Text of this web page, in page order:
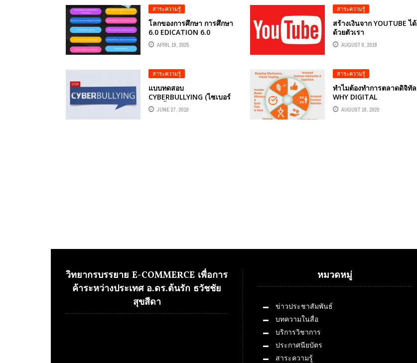
สาระความรู้
โลกของการศึกษา การศึกษา
6.0 EDICATION 6.0
APRIL 19, 2025
สาระความรู้
สร้างเงินจาก YOUTUBE ได้
ด้วยตัวเรา
AUGUST 8, 2018
สาระความรู้
แบบทดสอบ
CYBERBULLYING (ไซเบอร์
บูลลีอิ้ง) การรังแกผ่านโลก
ออนไลน์
JUNE 27, 2019
สาระความรู้
ทำไมต้องทำการตลาดดิจิทัล
WHY DIGITAL
MARKETING ?
AUGUST 18, 2020
วิทยากรบรรยาย E-COMMERCE เพื่อการ
ค้าระหว่างประเทศ อ.ดร.ต้นรัก ธวัชชัย
สุขสีดา
หมวดหมู่
ข่าวประชาสัมพันธ์
บทความในสื่อ
บริการวิชาการ
ประกาศนียบัตร
สาระความรู้